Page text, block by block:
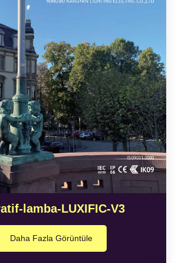
lamba-LUXIFIC-V3
Daha Fazla Görüntüle